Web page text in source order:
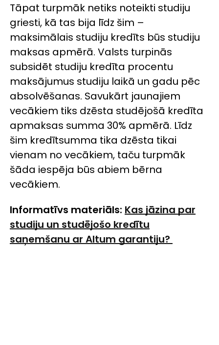
Tāpat turpmāk netiks noteikti studiju
griesti, kā tas bija līdz šim –
maksimālais studiju kredīts būs studiju
maksas apmērā. Valsts turpinās
subsidēt studiju kredīta procentu
maksājumus studiju laikā un gadu pēc
absolvēšanas. Savukārt jaunajiem
vecākiem tiks dzēsta studējošā kredīta
apmaksas summa 30% apmērā. Līdz
šim kredītsumma tika dzēsta tikai
vienam no vecākiem, taču turpmāk
šāda iespēja būs abiem bērna
vecākiem.
Informatīvs materiāls: Kas jāzina par
studiju un studējošo kredītu
saņemšanu ar Altum garantiju?